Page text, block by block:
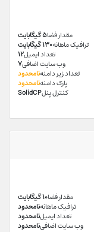
5 گیگابایتمقدار فضا
130 گیگابایتترافیک ماهانه
12تعداد ایمیل
7وب سایت اضافی
نامحدودتعداد زیر دامنه
نامحدودپارک دامنه
SolidCPکنترل پنل
10 گیگابایتمقدار فضا
نامحدودترافیک ماهانه
نامحدودتعداد ایمیل
نامحدودوب سایت اضافی